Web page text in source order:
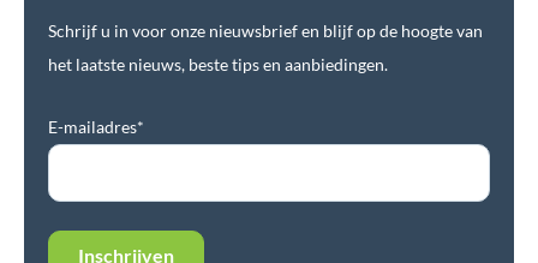
Schrijf u in voor onze nieuwsbrief en blijf op de hoogte van
het laatste nieuws, beste tips en aanbiedingen.
E-mailadres*